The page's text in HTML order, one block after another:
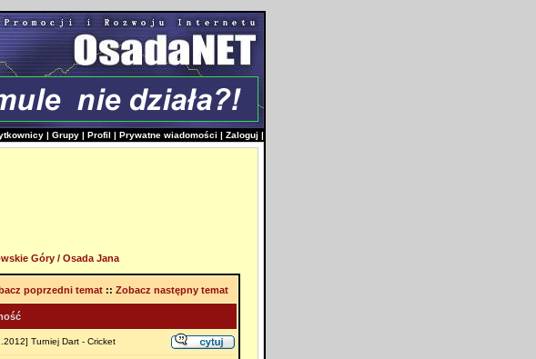
| Grupy | Profil | Prywatne wiadomości | Zaloguj |
Góry / Osada Jana
poprzedni temat:: Zobacz następny temat
Turniej Dart - Cricket